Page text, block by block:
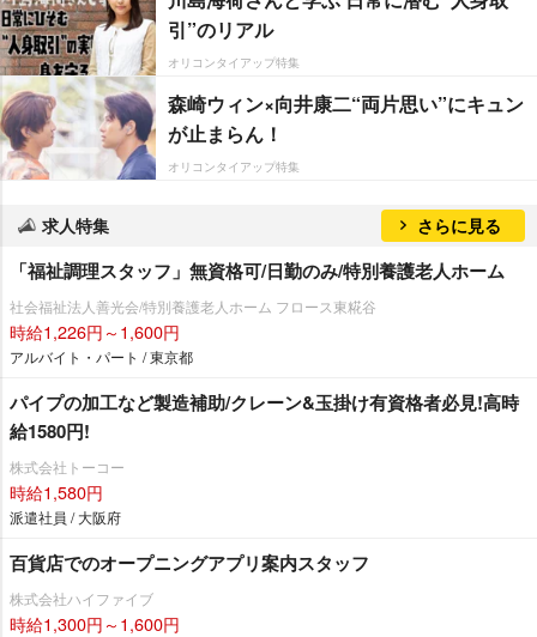
引”のリアル
オリコンタイアップ特集
森崎ウィン×向井康二“両片思い”にキュン
が止まらん！
オリコンタイアップ特集
求人特集 さらに見る
「福祉調理スタッフ」無資格可/日勤のみ/特別養護老人ホーム
社会福祉法人善光会/特別養護老人ホーム フロース東糀谷
時給1,226円～1,600円
アルバイト・パート / 東京都
パイプの加工など製造補助/クレーン&玉掛け有資格者必見!高時
給1580円!
株式会社トーコー
時給1,580円
派遣社員 / 大阪府
百貨店でのオープニングアプリ案内スタッフ
株式会社ハイファイブ
時給1,300円～1,600円